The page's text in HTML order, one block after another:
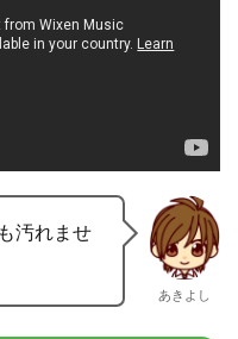
汚れませ
あきよし